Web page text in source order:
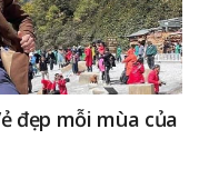
đẹp mỗi mùa của